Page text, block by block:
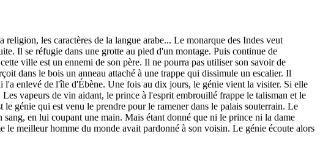
les caractères de la langue arabe... Le monarque des Indes veut
Il se réfugie dans une grotte au pied d'un montage. Puis continue de
ville est un ennemi de son père. Il ne pourra pas utiliser son savoir de
dans le bois un anneau attaché à une trappe qui dissimule un escalier. Il
l'a enlevé de l'île d'Ébène. Une fois au dix jours, le génie vient la visiter. Si elle
vapeurs de vin aidant, le prince à l'esprit embrouillé frappe le talisman et le
génie qui est venu le prendre pour le ramener dans le palais souterrain. Le
sang, en lui coupant une main. Mais étant donné que ni le prince ni la dame
meilleur homme du monde avait pardonné à son voisin. Le génie écoute alors